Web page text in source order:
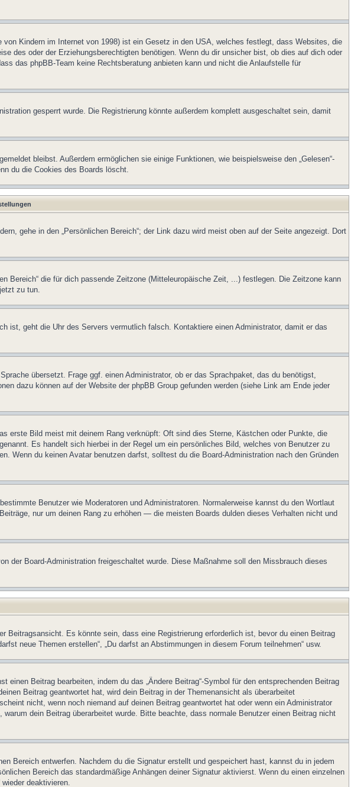
Kindern im Internet von 1998) ist ein Gesetz in den USA, welches festlegt, dass Websites, die
des oder der Erziehungsberechtigten benötigen. Wenn du dir unsicher bist, ob dies auf dich oder
das phpBB-Team keine Rechtsberatung anbieten kann und nicht die Anlaufstelle für
gesperrt wurde. Die Registrierung könnte außerdem komplett ausgeschaltet sein, damit
bleibst. Außerdem ermöglichen sie einige Funktionen, wie beispielsweise den „Gelesen“-
du die Cookies des Boards löscht.
gehe in den „Persönlichen Bereich“; der Link dazu wird meist oben auf der Seite angezeigt. Dort
Bereich“ die für dich passende Zeitzone (Mitteleuropäische Zeit, ...) festlegen. Die Zeitzone kann
zu tun.
ist, geht die Uhr des Servers vermutlich falsch. Kontaktiere einen Administrator, damit er das
übersetzt. Frage ggf. einen Administrator, ob er das Sprachpaket, das du benötigst,
dazu können auf der Website der phpBB Group gefunden werden (siehe Link am Ende jeder
erste Bild meist mit deinem Rang verknüpft: Oft sind dies Sterne, Kästchen oder Punkte, die
Es handelt sich hierbei in der Regel um ein persönliches Bild, welches von Benutzer zu
Wenn du keinen Avatar benutzen darfst, solltest du die Board-Administration nach den Gründen
Benutzer wie Moderatoren und Administratoren. Normalerweise kannst du den Wortlaut
nur um deinen Rang zu erhöhen — die meisten Boards dulden dieses Verhalten nicht und
der Board-Administration freigeschaltet wurde. Diese Maßnahme soll den Missbrauch dieses
Beitragsansicht. Es könnte sein, dass eine Registrierung erforderlich ist, bevor du einen Beitrag
neue Themen erstellen“, „Du darfst an Abstimmungen in diesem Forum teilnehmen“ usw.
Beitrag bearbeiten, indem du das „Ändere Beitrag“-Symbol für den entsprechenden Beitrag
Beitrag geantwortet hat, wird dein Beitrag in der Themenansicht als überarbeitet
nicht, wenn noch niemand auf deinen Beitrag geantwortet hat oder wenn ein Administrator
dein Beitrag überarbeitet wurde. Bitte beachte, dass normale Benutzer einen Beitrag nicht
Bereich entwerfen. Nachdem du die Signatur erstellt und gespeichert hast, kannst du in jedem
Bereich das standardmäßige Anhängen deiner Signatur aktivierst. Wenn du einen einzelnen
deaktivieren.